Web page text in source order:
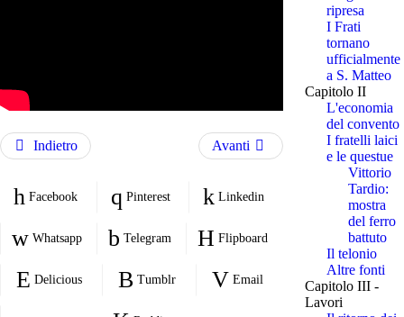
Indietro Avanti
Facebook Pinterest Linkedin
Whatsapp Telegram Flipboard
Delicious Tumblr Email
ripresa
I Frati
tornano
ufficialmente
a S. Matteo
Capitolo II
L'economia
del convento
I fratelli laici
e le questue
Vittorio
Tardio:
mostra
del ferro
battuto
Il telonio
Altre fonti
Capitolo III -
Lavori